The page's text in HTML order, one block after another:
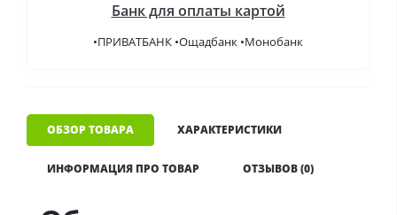
ОБЗОР ТОВАРА ХАРАКТЕРИСТИКИ
ИНФОРМАЦИЯ ПРО ТОВАР ОТЗЫВОВ (0)
Банк для оплаты картой
•ПРИВАТБАНК •Ощадбанк •Монобанк